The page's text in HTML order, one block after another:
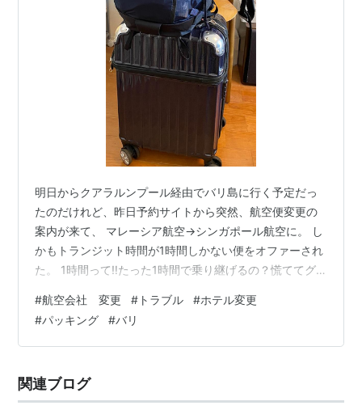
明日からクアラルンプール経由でバリ島に行く予定だっ
たのだけれど、昨日予約サイトから突然、航空便変更の
案内が来て、 マレーシア航空→シンガポール航空に。 し
かもトランジット時間が1時間しかない便をオファーされ
た。 1時間って‼️たった1時間で乗り継げるの？慌ててグ
は55分😱ギリ大丈夫だけど、もし遅延したら・・・⁉️ 不
安はあったが、もうキャンセルできないホテルがいくつ
かあったので、行くしかない、と、腹をくくった。それ
初の予定ではクアラルンプールで一晩泊まり、翌朝バリ
島へ✈️予定だったので、予約…
#航空会社 変更 # トラブル #ホテル変更
#パッキング #バリ
関連ブログ